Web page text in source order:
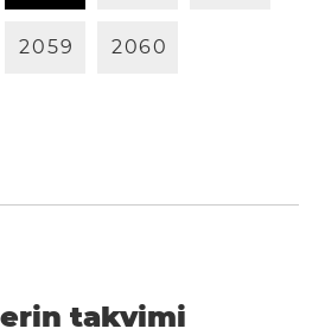
2059 2060
takvimi